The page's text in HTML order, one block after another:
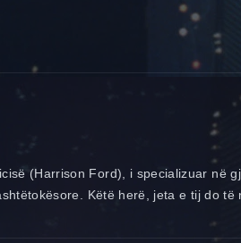
(Harrison Ford), i specializuar në
Këtë herë, jeta e tij do të